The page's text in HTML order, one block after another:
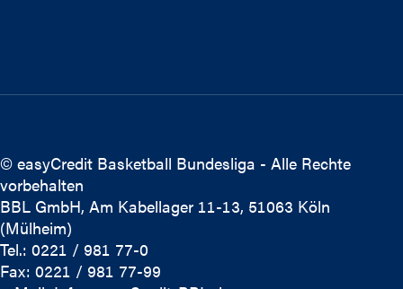
© easyCredit Basketball Bundesliga - Alle Rechte
vorbehalten
BBL GmbH, Am Kabellager 11-13, 51063 Köln
(Mülheim)
Tel.: 0221 / 981 77-0
Fax: 0221 / 981 77-99